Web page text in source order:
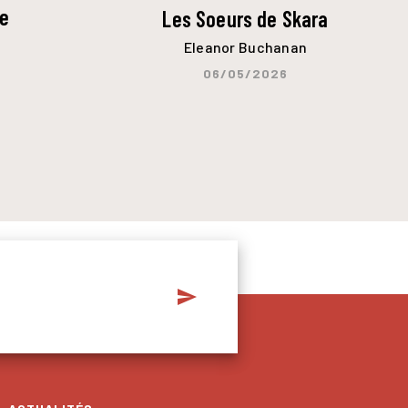
Les Soeurs de Skara
Eleanor Buchanan
06/05/2026
send